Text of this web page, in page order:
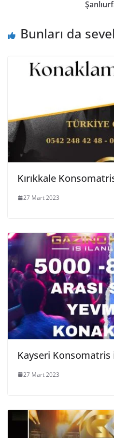
Bunları da
Kırıkkale
27 Mart 2023
Kayseri Konsomatris
27 Mart 2023